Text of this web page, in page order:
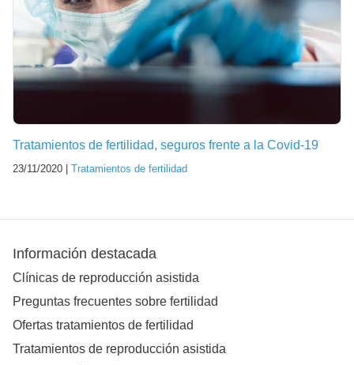
Tratamientos de fertilidad, seguros frente a la Covid-19
23/11/2020 | Tratamientos de fertilidad
Información destacada
Clínicas de reproducción asistida
Preguntas frecuentes sobre fertilidad
Ofertas tratamientos de fertilidad
Tratamientos de reproducción asistida